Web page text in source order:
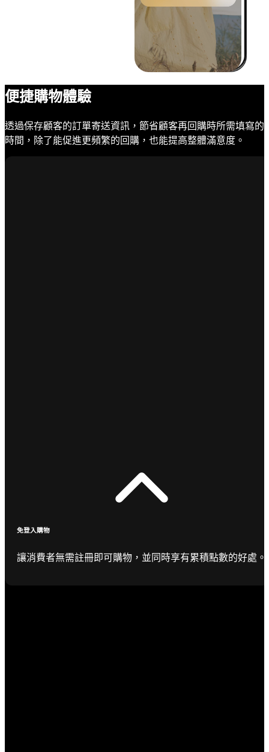
便捷購物體驗
透過保存顧客的訂單寄送資訊，節省顧客再回購時所需填寫的
時間，除了能促進更頻繁的回購，也能提高整體滿意度。
免登入購物
讓消費者無需註冊即可購物，並同時享有累積點數的好處。